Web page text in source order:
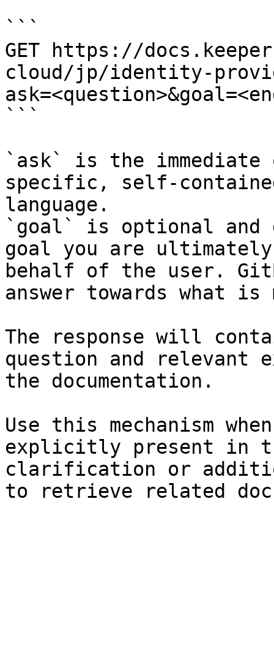
```
GET https://
cloud/jp/identity-
```
`ask` is the
specific, self-
language.
`goal` is optional and
goal you are
behalf of the user.
answer towards what
The response will
question and relevant
the documentation.
Use this mechanism
explicitly present in
clarification or